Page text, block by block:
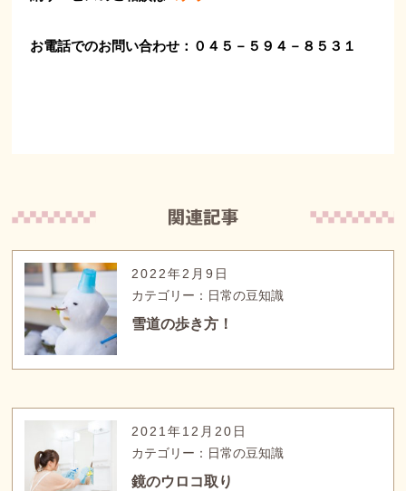
お電話でのお問い合わせ：０４５－５９４－８５３１
2022年2月9日
カテゴリー：日常の豆知識
雪道の歩き方！
2021年12月20日
カテゴリー：日常の豆知識
鏡のウロコ取り